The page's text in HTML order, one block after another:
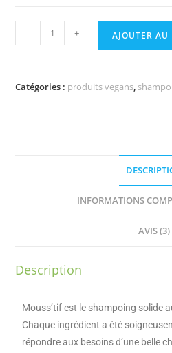
- + AJOUTER AU
Catégories : produits vegans,
INFORMATIONS
AVIS (3)
Description
Mouss’tif est le shampoing solide
Chaque ingrédient a été
répondre aux besoins d’une belle